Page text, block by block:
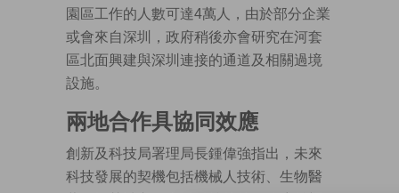
園區工作的人數可達4萬人，由於部分企業
或會來自深圳，政府稍後亦會研究在河套
區北面興建與深圳連接的通道及相關過境
設施。
兩地合作具協同效應
創新及科技局署理局長鍾偉強指出，未來
科技發展的契機包括機械人技術、生物醫